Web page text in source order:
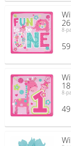
8-
59
8-
49